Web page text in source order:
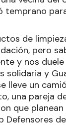
temprano
de
pero
y nos
solidaria y
lleve un
una pareja
que planean
Defensores